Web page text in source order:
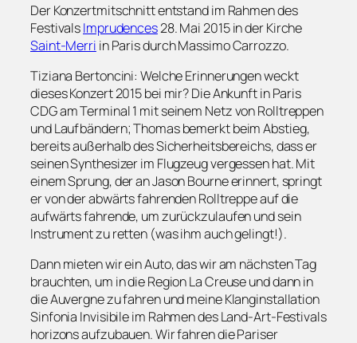
Der Konzertmitschnitt entstand im Rahmen des
FestivalsImprudences28. Mai 2015 in der Kirche
Saint-Merri in Paris durch Massimo Carrozzo.
Tiziana Bertoncini: Welche Erinnerungen weckt
dieses Konzert 2015 bei mir? Die Ankunft in Paris
CDG am Terminal 1 mit seinem Netz von Rolltreppen
und Laufbändern; Thomas bemerkt beim Abstieg,
bereits außerhalb des Sicherheitsbereichs, dass er
seinen Synthesizer im Flugzeug vergessen hat. Mit
einem Sprung, der an Jason Bourne erinnert, springt
er von der abwärts fahrenden Rolltreppe auf die
aufwärts fahrende, um zurückzulaufen und sein
Instrument zu retten (was ihm auch gelingt!).
Dann mieten wir ein Auto, das wir am nächsten Tag
brauchten, um in die Region La Creuse und dann in
die Auvergne zu fahren und meine Klanginstallation
Sinfonia Invisibile im Rahmen des Land-Art-Festivals
horizons aufzubauen. Wir fahren die Pariser